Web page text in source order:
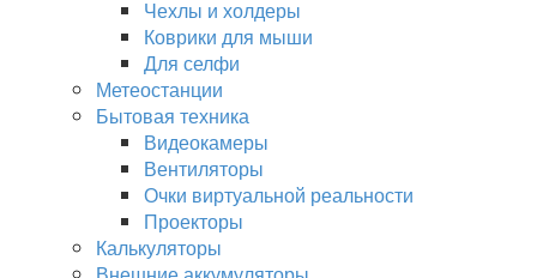
Чехлы и холдеры
Коврики для мыши
Для селфи
Метеостанции
Бытовая техника
Видеокамеры
Вентиляторы
Очки виртуальной реальности
Проекторы
Калькуляторы